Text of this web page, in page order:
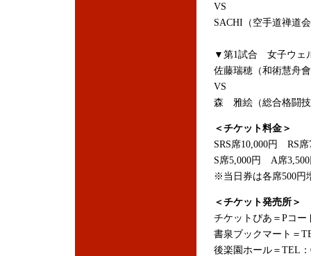
VS
SACHI（空手道禅道
▼第1試合 女子ウェ
佐藤瑞穂（和術慧舟
VS
森 雅絵（総合格闘
＜チケット料金＞
SRS席10,000円 RS席
S席5,000円 A席3,500
※当日券は各席500円
＜チケット発売所＞
チケットぴあ＝Pコー
書泉ブックマート＝
後楽園ホール＝TEL：